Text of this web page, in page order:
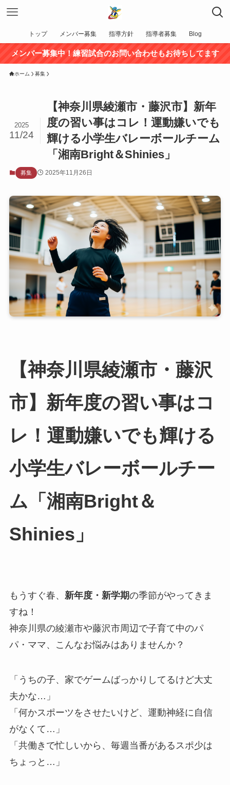
トップ メンバー募集 指導方針 指導者募集 Blog
メンバー募集中！練習試合のお問い合わせもお待ちしてます
ホーム 募集
【神奈川県綾瀬市・藤沢市】新年
度の習い事はコレ！運動嫌いでも
輝ける小学生バレーボールチーム
「湘南Bright＆Shinies」
2025
11/24
募集 2025年11月26日
【神奈川県綾瀬市・藤沢
市】新年度の習い事はコ
レ！運動嫌いでも輝ける
小学生バレーボールチー
ム「湘南Bright＆
Shinies」
もうすぐ春、 新年度・新学期の季節がやってきま
すね！
神奈川県の綾瀬市や藤沢市周辺で子育て中のパ
パ・ママ、こんなお悩みはありませんか？
「うちの子、家でゲームばっかりしてるけど大丈
夫かな…」
「何かスポーツをさせたいけど、運動神経に自信
がなくて…」
「共働きで忙しいから、毎週当番があるスポ少は
ちょっと…」